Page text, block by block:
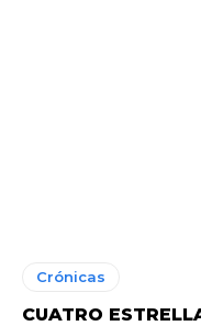
Crónicas
CUATRO